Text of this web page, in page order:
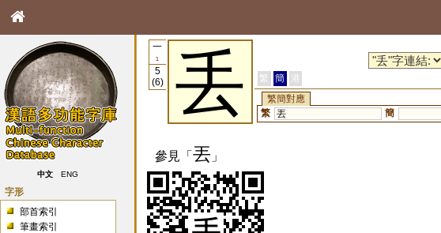
中文 ENG
字形
部首索引
筆畫索引
一
1
5
(6)
丢 繁 簡
港
繁簡對應
繁 丟 簡
參見「丟 」